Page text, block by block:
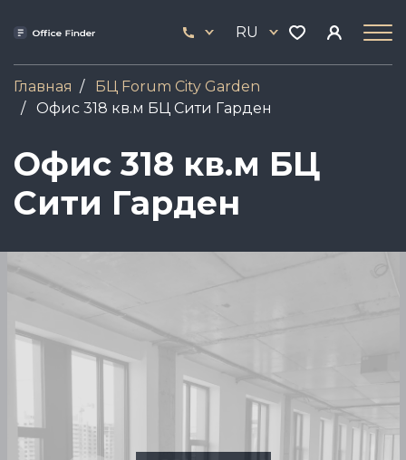
содержанию
444
17
RU
Главная
БЦ Forum City Garden
Офис 318 кв.м БЦ Сити Гарден
Офис 318 кв.м БЦ
Сити Гарден